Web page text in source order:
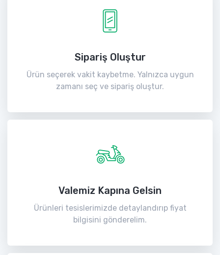
Sipariş Oluştur
Ürün seçerek vakit kaybetme. Yalnızca uygun
zamanı seç ve sipariş oluştur.
Valemiz Kapına Gelsin
Ürünleri tesislerimizde detaylandırıp fiyat
bilgisini gönderelim.